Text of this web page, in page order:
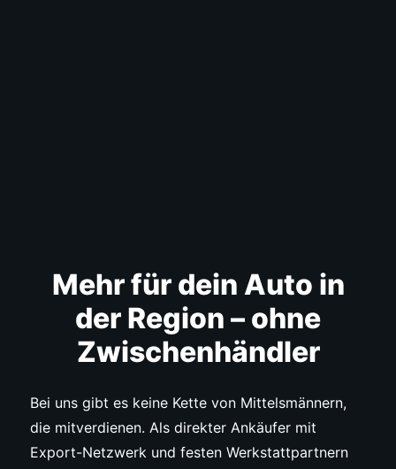
Mehr für dein Auto in
der Region – ohne
Zwischenhändler
Bei uns gibt es keine Kette von Mittelsmännern,
die mitverdienen. Als direkter Ankäufer mit
Export-Netzwerk und festen Werkstattpartnern